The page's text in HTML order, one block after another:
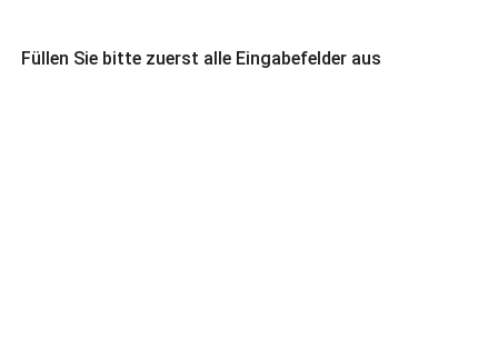
Füllen Sie bitte zuerst alle Eingabefelder aus